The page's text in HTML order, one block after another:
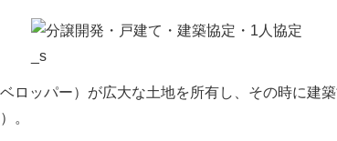
ロッパー）が広大な土地を所有し、その時に建
。